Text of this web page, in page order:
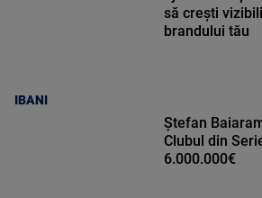
IBANI
să crești
brandului tău
Ștefan
Clubul din
6.000.000€